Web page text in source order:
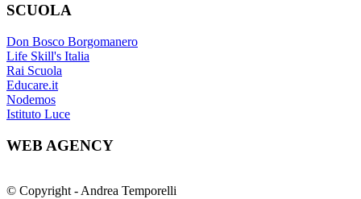
SCUOLA
Don Bosco Borgomanero
Life Skill's Italia
Rai Scuola
Educare.it
Nodemos
Istituto Luce
WEB AGENCY
© Copyright - Andrea Temporelli